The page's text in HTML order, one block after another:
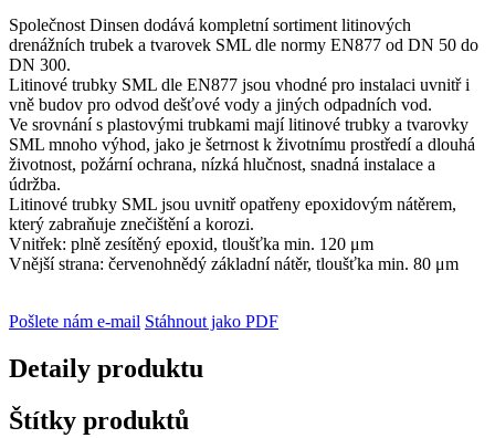
Společnost Dinsen dodává kompletní sortiment litinových
drenážních trubek a tvarovek SML dle normy EN877 od DN 50 do
DN 300.
Litinové trubky SML dle EN877 jsou vhodné pro instalaci uvnitř i
vně budov pro odvod dešťové vody a jiných odpadních vod.
Ve srovnání s plastovými trubkami mají litinové trubky a tvarovky
SML mnoho výhod, jako je šetrnost k životnímu prostředí a dlouhá
životnost, požární ochrana, nízká hlučnost, snadná instalace a
údržba.
Litinové trubky SML jsou uvnitř opatřeny epoxidovým nátěrem,
který zabraňuje znečištění a korozi.
Vnitřek: plně zesítěný epoxid, tloušťka min. 120 μm
Vnější strana: červenohnědý základní nátěr, tloušťka min. 80 μm
Pošlete nám e-mail Stáhnout jako PDF
Detaily produktu
Štítky produktů